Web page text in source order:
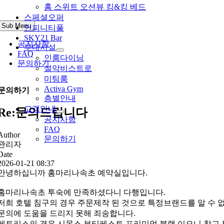
홈 스위트 오션뷰 킹&킹 베드
스페셜오퍼
인피니티풀
SKY21 Bar
부대시설
인룸다이닝
설악비스트로
미팅룸
Activa Gym
층별안내
고객안내
공지사항
FAQ
문의하기
Sub Menu
공지사항
FAQ
문의하기
의하기
문의드립니다
리자
01-21 08:37
녕하십니까 홈마리나속초 예약실입니다.
마리나속초 투숙에 만족하셨다니 다행입니다.
희 호텔 침구의 경우 주문제작 된 것으로 특정브랜드를 알 수
의에 도움을 드리지 못해 죄송합니다.